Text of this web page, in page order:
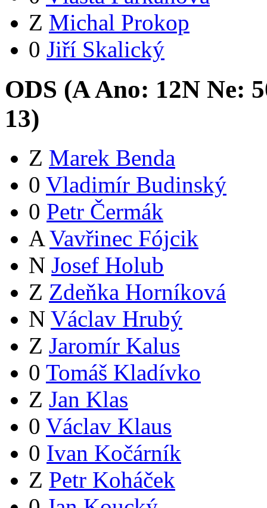
Z Michal Prokop
0 Jiří Skalický
ODS (AAno: 12N Ne: 5
13)
Z Marek Benda
0 Vladimír Budinský
0 Petr Čermák
A Vavřinec Fójcik
N Josef Holub
Z Zdeňka Horníková
N Václav Hrubý
Z Jaromír Kalus
0 Tomáš Kladívko
Z Jan Klas
0 Václav Klaus
0 Ivan Kočárník
Z Petr Koháček